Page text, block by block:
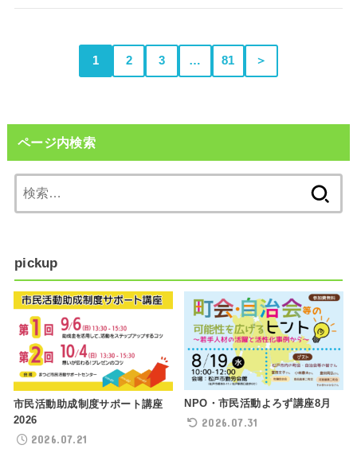
1 2 3 … 81 ＞
ページ内検索
索:
pickup
市民活動助成制度サポート講座
2026
2026.07.21
NPO・市民活動よろず講座8月
2026.07.31